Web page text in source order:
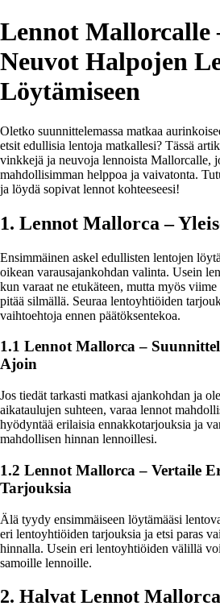
Lennot
Neuvot Halpojen
Löytämiseen
Oletko suunnittelemassa matkaa
etsit edullisia lentoja matkallesi? Tässä
vinkkejä ja neuvoja lennoista Mallorcalle,
mahdollisimman helppoa ja vaivatonta.
ja löydä sopivat lennot kohteeseesi!
1. Lennot Mallorca –
Ensimmäinen askel edullisten lentojen
oikean varausajankohdan valinta. Usein
kun varaat ne etukäteen, mutta myös
pitää silmällä. Seuraa lentoyhtiöiden
vaihtoehtoja ennen päätöksentekoa.
1.1 Lennot Mallorca –
Ajoin
Jos tiedät tarkasti matkasi ajankohdan ja
aikataulujen suhteen, varaa lennot
hyödyntää erilaisia ennakkotarjouksia ja
mahdollisen hinnan lennoillesi.
1.2 Lennot Mallorca – Vertaile
Tarjouksia
Älä tyydy ensimmäiseen löytämääsi
eri lentoyhtiöiden tarjouksia ja etsi paras
hinnalla. Usein eri lentoyhtiöiden välillä
samoille lennoille.
2. Halvat Lennot